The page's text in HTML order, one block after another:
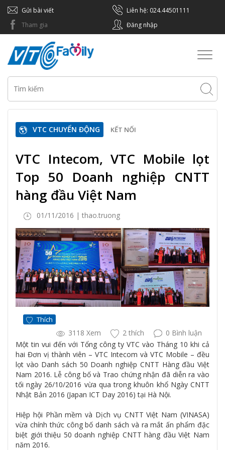
Gửi bài viết
Liên hệ: 024.44501111
Tham gia
Đăng nhập
VTC CHUYỂN ĐỘNG KẾT NỐI
VTC Intecom, VTC Mobile lọt
Top 50 Doanh nghiệp CNTT
hàng đầu Việt Nam
01/11/2016 | thao.truong
Thích
3118 Xem 2 thích
0 Bình luận
Một tin vui đến với Tổng công ty VTC vào Tháng 10 khi cả
hai Đơn vị thành viên – VTC Intecom và VTC Mobile – đều
lọt vào Danh sách 50 Doanh nghiệp CNTT Hàng đầu Việt
Nam 2016. Lễ công bố và Trao chứng nhận đã diễn ra vào
tối ngày 26/10/2016 vừa qua trong khuôn khổ Ngày CNTT
Nhật Bản 2016 (Japan ICT Day 2016) tại Hà Nội.
Hiệp hội Phần mềm và Dịch vụ CNTT Việt Nam (VINASA)
vừa chính thức công bố danh sách và ra mắt ấn phẩm đặc
biệt giới thiệu 50 doanh nghiệp CNTT hàng đầu Việt Nam
năm 2016.